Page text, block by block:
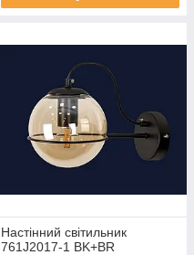
Настінний світильник
761J2017-1 BK+BR